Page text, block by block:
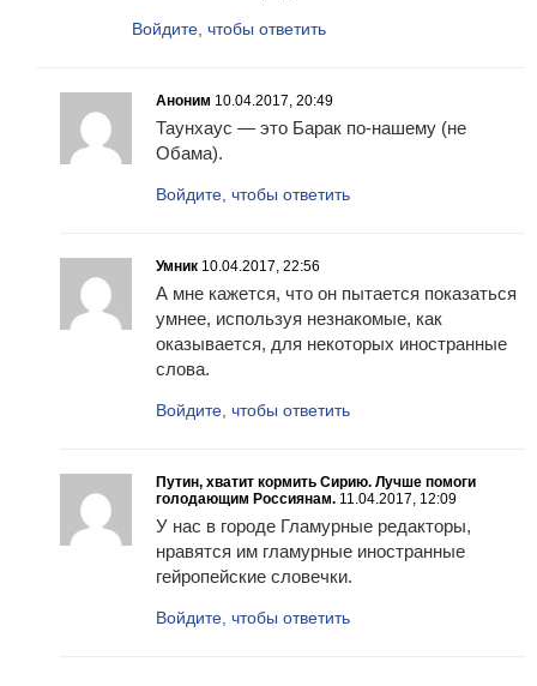
Войдите, чтобы ответить
Аноним 10.04.2017, 20:49
Таунхаус — это Барак по-нашему (не
Обама).
Войдите, чтобы ответить
Умник 10.04.2017, 22:56
А мне кажется, что он пытается показаться
умнее, используя незнакомые, как
оказывается, для некоторых иностранные
слова.
Войдите, чтобы ответить
Путин, хватит кормить Сирию. Лучше помоги
голодающим Россиянам. 11.04.2017, 12:09
У нас в городе Гламурные редакторы,
нравятся им гламурные иностранные
гейропейские словечки.
Войдите, чтобы ответить